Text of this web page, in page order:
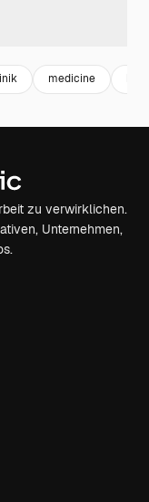
medicine
zu verwirklichen.
Unternehmen,